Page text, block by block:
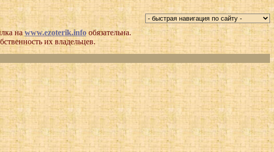
наwww.ezoterik.infoобязательна.
их владельцев.